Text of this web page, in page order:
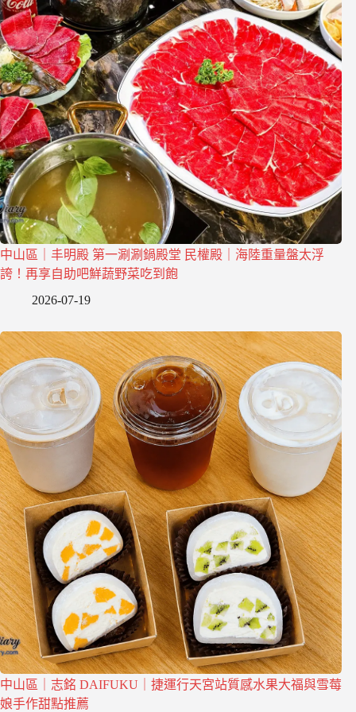
中山區｜丰明殿 第一涮涮鍋殿堂 民權殿｜海陸重量盤太浮
誇！再享自助吧鮮蔬野菜吃到飽
2026-07-19
中山區｜志銘 DAIFUKU｜捷運行天宮站質感水果大福與雪莓
娘手作甜點推薦